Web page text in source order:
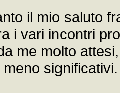
il mio saluto
i vari incontri
me molto
significativi.